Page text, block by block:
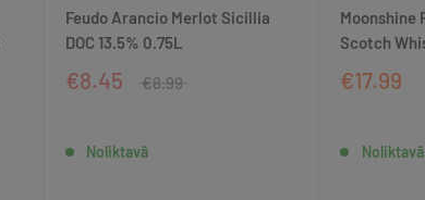
Feudo Arancio Merlot Sicillia
DOC 13.5% 0.75L
€8.45 €8.99
Noliktavā
Moonshine
Scotch
€17.99
Noliktavā